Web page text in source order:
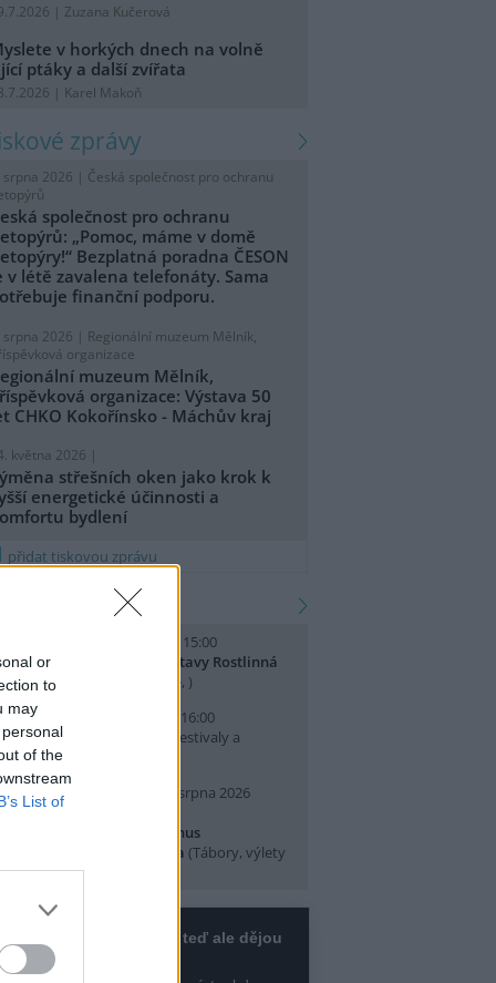
or
to
may
of the
List of
| Zuzana Kučerová
v horkých dnech na volně
ptáky a další zvířata
| Karel Makoň
zprávy
srpna 2026 | Česká společnost pro ochranu
společnost pro ochranu
„Pomoc, máme v domě
Bezplatná poradna ČESON
v létě zavalena telefonáty. Sama
finanční podporu.
srpna 2026 | Regionální muzeum Mělník,
organizace
muzeum Mělník,
organizace: Výstava 50
CHKO Kokořínsko - Máchův kraj
května 2026 |
střešních oken jako krok k
energetické účinnosti a
bydlení
přidat tiskovou zprávu
akcí
srpna 2026 (sobota) 14:00 - 15:00
prohlídky výstavy Rostlinná
(Přednášky a diskuse, )
srpna 2026 (neděle) 10:00 - 16:00
Světového dne lvů
(Festivaly a
Praha 7 )
srpna 2026 (pondělí) - 14. srpna 2026
si v Pralese - 2. turnus
letního tábora (Tábory, výlety
akce, Praha 19 )